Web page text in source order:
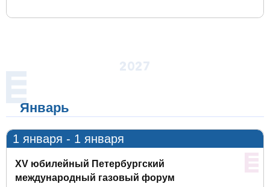
2027
Январь
1 января - 1 января
XV юбилейный Петербургский
международный газовый форум